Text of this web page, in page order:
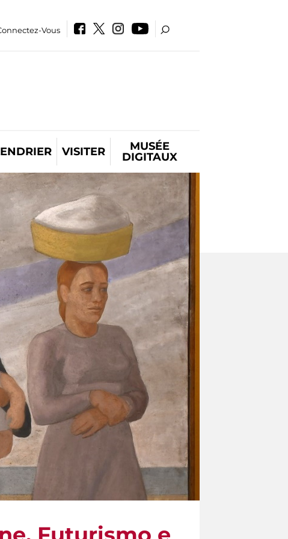
Vous
VISITER
MUSÉE
DIGITAUX